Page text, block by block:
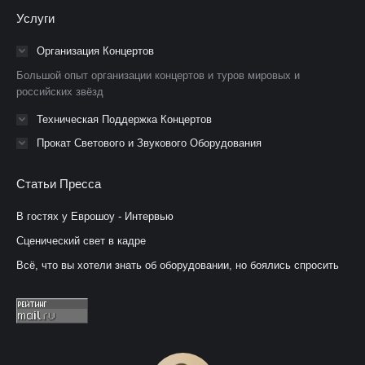
открывается
окне
открывается
в
окне
в
окне
Услуги
Организация Концертов
Большой опыт организации концертов и туров мировых и
российских звёзд
Техническая Поддержка Концертов
Прокат Светового и Звукового Оборудования
Статьи Пресса
В гостях у Еврошоу - Интервью
Сценический свет в кадре
Всё, что вы хотели знать об оборудовании, но боялись спросить